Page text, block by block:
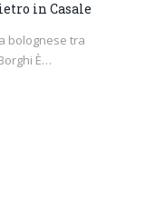
in Casale
bolognese tra
È…